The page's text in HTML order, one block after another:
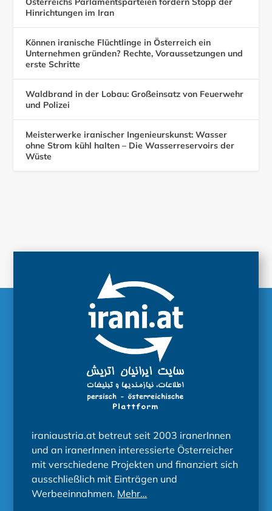
Hinrichtungen im Iran
Können iranische Flüchtlinge in Österreich ein
Unternehmen gründen? Rechte, Voraussetzungen und
erste Schritte
Waldbrand in der Lobau: Großeinsatz von Feuerwehr
und Polizei
Meisterwerke iranischer Ingenieurskunst: Wasser
ohne Strom kühl halten – Die Wasserreservoirs der
Wüste
iraniaustria.at betreut seit 2003 iranerInnen
und an iranerInnen interessierte Österreicher
mit verschiedene Projekten und finanziert sich
ausschließlich mit Einträgen und
Werbeeinnahmen. Mehr…